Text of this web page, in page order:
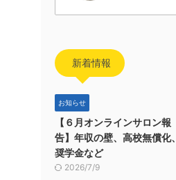
新着情報
お知らせ
【６月オンラインサロン報
告】年収の壁、高校無償化、
奨学金など
2026/7/9